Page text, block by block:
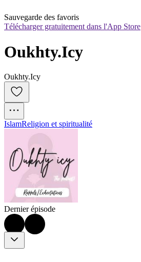
Sauvegarde des favoris
Télécharger gratuitement dans l'App Store
Oukhty.Icy
Oukhty.Icy
IslamReligion et spiritualité
Dernier épisode